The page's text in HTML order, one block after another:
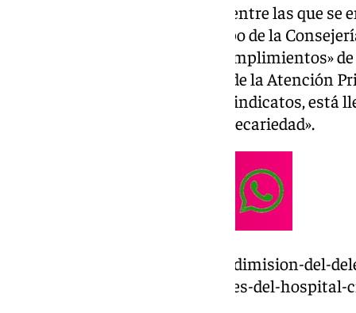
Las organizaciones sindicales, entre las que se
Satse, reprochan al nuevo equipo de la
de diálogo» además de los «incumplimientos»
alcanzar en materia de mejora de la Atención
profesional que, a juicio de los sindicatos, está
andaluza a «una situación de precariedad».
https://www.101tv.es/piden-la-dimision-del-
desprestigiar-a-los-profesionales-del-